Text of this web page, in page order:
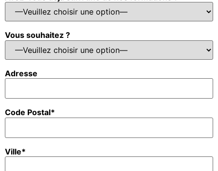
Vous souhaitez ?
Adresse
Code Postal*
Ville*